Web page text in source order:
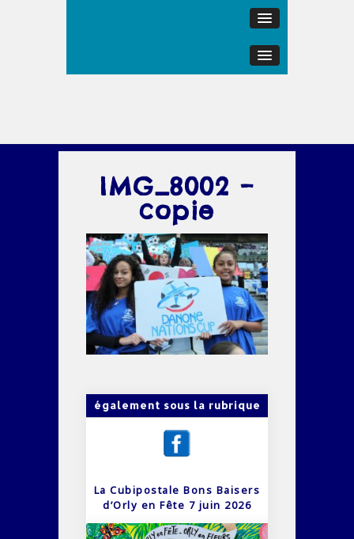
IMG_8002 –
copie
également sous la rubrique
La Cubipostale Bons Baisers
d’Orly en Fête 7 juin 2026